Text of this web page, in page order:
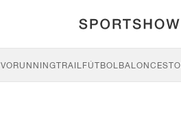
RUNNINGTRAILFÚTBOLBALONCESTO